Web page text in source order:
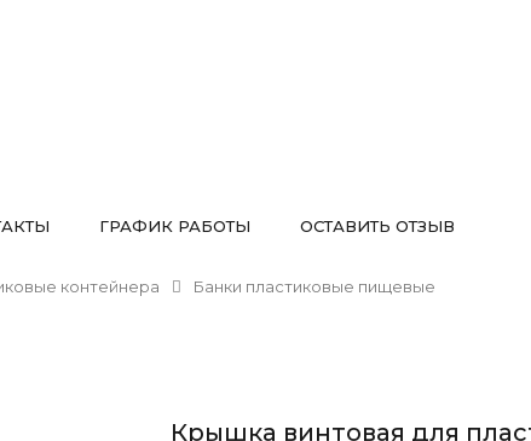
ГРАФИК РАБОТЫ ОСТАВИТЬ ОТЗЫВ
контейнера Банки пластиковые пищевые
Крышка винтовая для